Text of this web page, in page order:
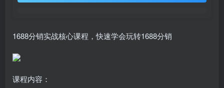
1688分销实战核心课程，快速学会玩转1688分销
课程内容：